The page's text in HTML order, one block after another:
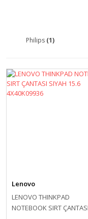
Philips (1)
Lenovo
LENOVO THINKPAD
NOTEBOOK SIRT ÇANTASI